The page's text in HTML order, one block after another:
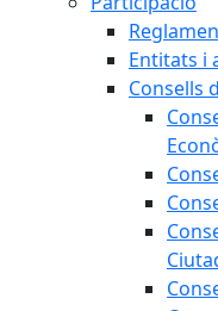
Entitats i
Consells